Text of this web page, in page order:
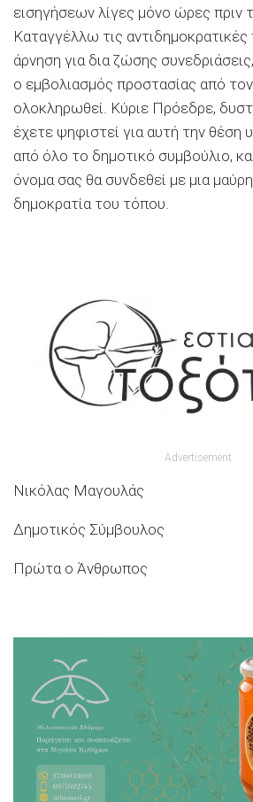
εισηγήσεων λίγες μόνο ώρες πριν
Καταγγέλλω τις αντιδημοκρατικές
άρνηση για δια ζώσης
ο εμβολιασμός προστασίας από τον
ολοκληρωθεί. Κύριε Πρόεδρε,
έχετε ψηφιστεί για αυτή την θέση
από όλο το δημοτικό συμβούλιο,
όνομα σας θα συνδεθεί με μια
δημοκρατία του τόπου.
Advertisement
Νικόλας Μαγουλάς
Δημοτικός Σύμβουλος
Πρώτα ο Άνθρωπος